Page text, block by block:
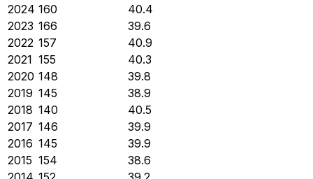
2024 160
40.4
2023 166
39.6
2022 157
40.9
2021 155
40.3
2020 148
39.8
2019 145
38.9
2018 140
40.5
2017 146
39.9
2016 145
39.9
2015 154
38.6